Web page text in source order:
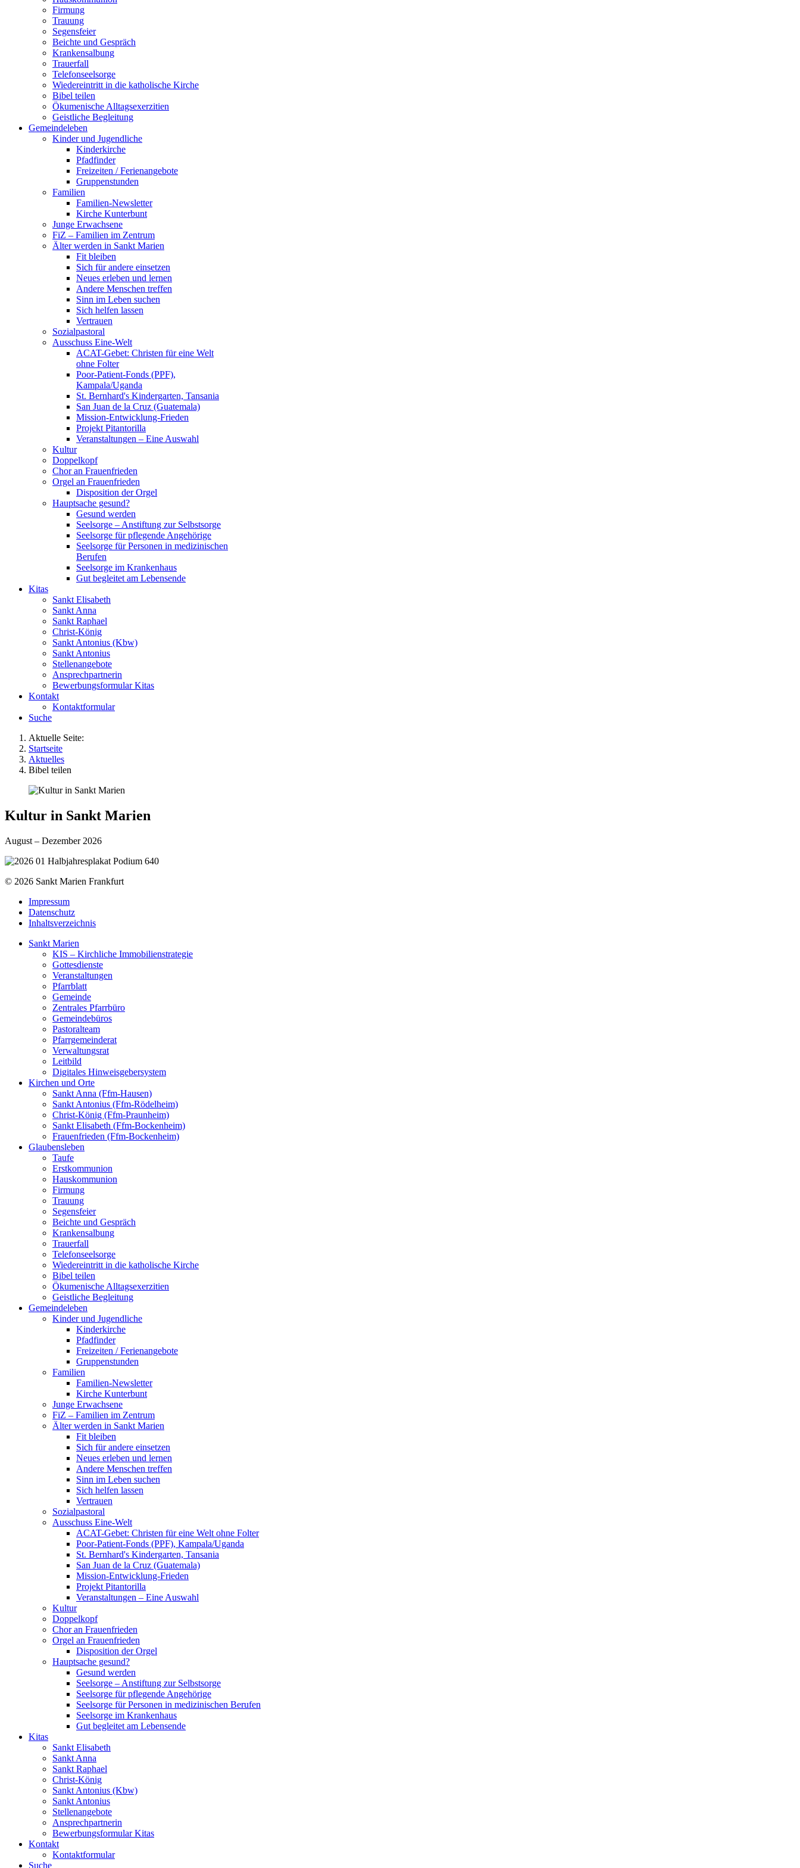
Firmung
Trauung
Segensfeier
Beichte und Gespräch
Krankensalbung
Trauerfall
Telefonseelsorge
Wiedereintritt in die katholische Kirche
Bibel teilen
Ökumenische Alltagsexerzitien
Geistliche Begleitung
Gemeindeleben
Kinder und Jugendliche
Kinderkirche
Pfadfinder
Freizeiten / Ferienangebote
Gruppenstunden
Familien
Familien-Newsletter
Kirche Kunterbunt
Junge Erwachsene
FiZ – Familien im Zentrum
Älter werden in Sankt Marien
Fit bleiben
Sich für andere einsetzen
Neues erleben und lernen
Andere Menschen treffen
Sinn im Leben suchen
Sich helfen lassen
Vertrauen
Sozialpastoral
Ausschuss Eine-Welt
ACAT-Gebet: Christen für eine Welt
ohne Folter
Poor-Patient-Fonds (PPF),
Kampala/Uganda
St. Bernhard's Kindergarten, Tansania
San Juan de la Cruz (Guatemala)
Mission-Entwicklung-Frieden
Projekt Pitantorilla
Veranstaltungen – Eine Auswahl
Kultur
Doppelkopf
Chor an Frauenfrieden
Orgel an Frauenfrieden
Disposition der Orgel
Hauptsache gesund?
Gesund werden
Seelsorge – Anstiftung zur Selbstsorge
Seelsorge für pflegende Angehörige
Seelsorge für Personen in medizinischen
Berufen
Seelsorge im Krankenhaus
Gut begleitet am Lebensende
Kitas
Sankt Elisabeth
Sankt Anna
Sankt Raphael
Christ-König
Sankt Antonius (Kbw)
Sankt Antonius
Stellenangebote
Ansprechpartnerin
Bewerbungsformular Kitas
Kontakt
Kontaktformular
Suche
Aktuelle Seite:
Startseite
Aktuelles
Bibel teilen
Kultur in Sankt Marien
August – Dezember 2026
© 2026 Sankt Marien Frankfurt
Impressum
Datenschutz
Inhaltsverzeichnis
Sankt Marien
KIS – Kirchliche Immobilienstrategie
Gottesdienste
Veranstaltungen
Pfarrblatt
Gemeinde
Zentrales Pfarrbüro
Gemeindebüros
Pastoralteam
Pfarrgemeinderat
Verwaltungsrat
Leitbild
Digitales Hinweisgebersystem
Kirchen und Orte
Sankt Anna (Ffm-Hausen)
Sankt Antonius (Ffm-Rödelheim)
Christ-König (Ffm-Praunheim)
Sankt Elisabeth (Ffm-Bockenheim)
Frauenfrieden (Ffm-Bockenheim)
Glaubensleben
Taufe
Erstkommunion
Hauskommunion
Firmung
Trauung
Segensfeier
Beichte und Gespräch
Krankensalbung
Trauerfall
Telefonseelsorge
Wiedereintritt in die katholische Kirche
Bibel teilen
Ökumenische Alltagsexerzitien
Geistliche Begleitung
Gemeindeleben
Kinder und Jugendliche
Kinderkirche
Pfadfinder
Freizeiten / Ferienangebote
Gruppenstunden
Familien
Familien-Newsletter
Kirche Kunterbunt
Junge Erwachsene
FiZ – Familien im Zentrum
Älter werden in Sankt Marien
Fit bleiben
Sich für andere einsetzen
Neues erleben und lernen
Andere Menschen treffen
Sinn im Leben suchen
Sich helfen lassen
Vertrauen
Sozialpastoral
Ausschuss Eine-Welt
ACAT-Gebet: Christen für eine Welt ohne Folter
Poor-Patient-Fonds (PPF), Kampala/Uganda
St. Bernhard's Kindergarten, Tansania
San Juan de la Cruz (Guatemala)
Mission-Entwicklung-Frieden
Projekt Pitantorilla
Veranstaltungen – Eine Auswahl
Kultur
Doppelkopf
Chor an Frauenfrieden
Orgel an Frauenfrieden
Disposition der Orgel
Hauptsache gesund?
Gesund werden
Seelsorge – Anstiftung zur Selbstsorge
Seelsorge für pflegende Angehörige
Seelsorge für Personen in medizinischen Berufen
Seelsorge im Krankenhaus
Gut begleitet am Lebensende
Kitas
Sankt Elisabeth
Sankt Anna
Sankt Raphael
Christ-König
Sankt Antonius (Kbw)
Sankt Antonius
Stellenangebote
Ansprechpartnerin
Bewerbungsformular Kitas
Kontakt
Kontaktformular
Suche